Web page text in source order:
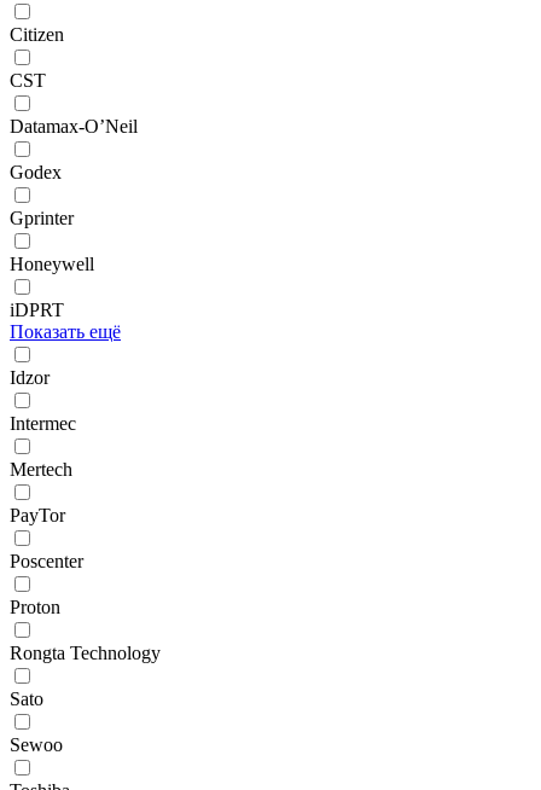
Citizen
CST
Datamax-O’Neil
Godex
Gprinter
Honeywell
iDPRT
Показать ещё
Idzor
Intermec
Mertech
PayTor
Poscenter
Proton
Rongta Technology
Sato
Sewoo